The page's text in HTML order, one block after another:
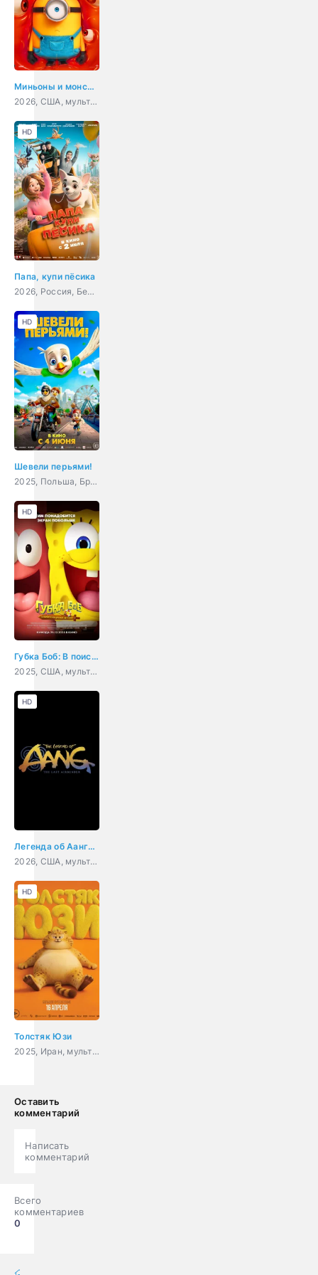
Миньоны и монстры
2026, США, мультфильм, фантастика, комедия, приключения, семейный
Папа, купи пёсика
2026, Россия, Беларусь, мультфильм, семейный, приключения
HD
Шевели перьями!
2025, Польша, Бразилия, Гонконг, США, Великобритания, Япония, мультфильм, приключения, семейный
HD
Губка Боб: В поисках квадратных штанов
2025, США, мультфильм, фэнтези, комедия, приключения, семейный
HD
Легенда об Аанге: Последний маг воздуха
2026, США, мультфильм, фэнтези, боевик, детектив, приключения, семейный
HD
Толстяк Юзи
2025, Иран, мультфильм, приключения, комедия
HD
Оставить
комментарий
Написать
комментарий
Всего
комментариев
0